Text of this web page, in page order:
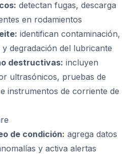
detectan fugas, descarga
en rodamientos
identifican contaminación,
degradación del lubricante
destructivas: incluyen
ultrasónicos, pruebas de
instrumentos de corriente de
de condición: agrega datos
y activa alertas